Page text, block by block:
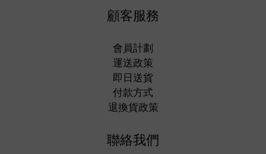
顧客服務
會員計劃
運送政策
即日送貨
付款方式
退換貨政策
聯絡我們